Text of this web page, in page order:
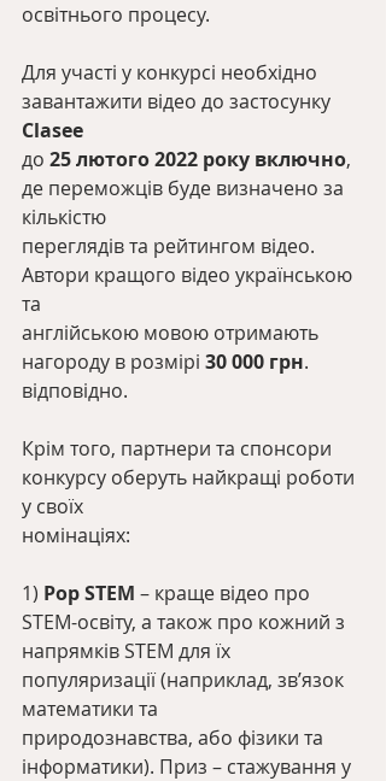
освітнього процесу.
Для участі у конкурсі необхідно
завантажити відео до застосунку
Clasee
до 25 лютого 2022 року включно,
де переможців буде визначено за
кількістю
переглядів та рейтингом відео.
Автори кращого відео українською
та
англійською мовою отримають
нагороду в розмірі 30 000 грн.
відповідно.
Крім того, партнери та спонсори
конкурсу оберуть найкращі роботи
у своїх
номінаціях:
1) Pop STEM – краще відео про
STEM-освіту, а також про кожний з
напрямків STEM для їх
популяризації (наприклад, зв’язок
математики та
природознавства, або фізики та
інформатики). Приз – стажування у